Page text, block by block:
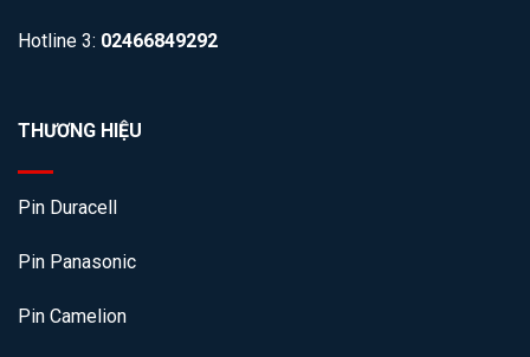
Hotline 3: 02466849292
THƯƠNG HIỆU
Pin Duracell
Pin Panasonic
Pin Camelion